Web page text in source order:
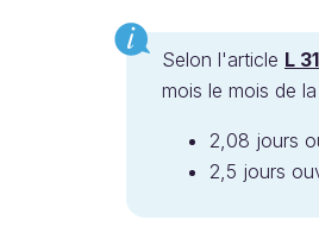
Selon l'article L
mois le mois de
2,08 jours
2,5 jours